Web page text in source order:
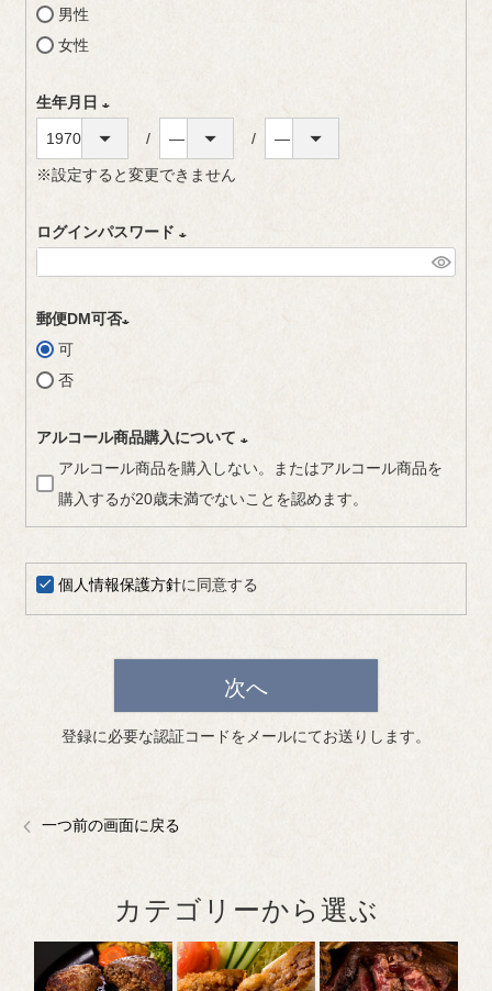
男性
女性
生年月日
(
必
)
※設定すると変更できません
ログインパスワード
(
郵便DM可否
可
否
アルコール商品購入について
(
必
アルコール商品を購入しない。またはアルコール商品を
購入するが20歳未満でないことを認めます。
個人情報保護方針に同意する
次へ
登録に必要な認証コードをメールにてお送りします。
一つ前の画面に戻る
カテゴリーから選ぶ